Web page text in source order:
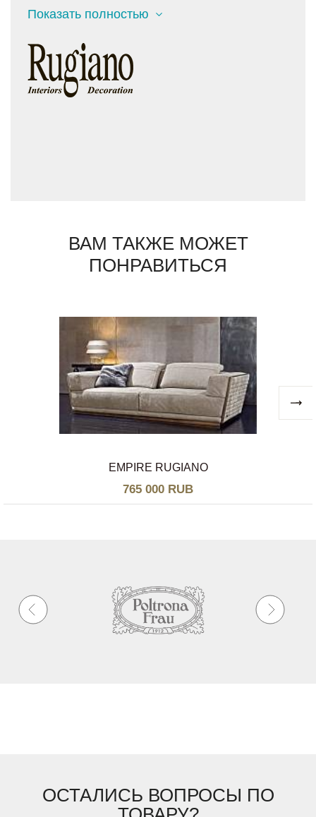
высококачественные материалы, стиль,
девяностых годов фабрика Rugiano
выпускала предметы мебели из металла,
стали, железа и бронзы, начиная с 2000
года, Rugiano значительно расширяет свои
коллекции и внедряет в них кожаные
Показать полностью
ВАМ ТАКЖЕ МОЖЕТ
ПОНРАВИТЬСЯ
EMPIRE RUGIANO
765 000 RUB
ОСТАЛИСЬ ВОПРОСЫ ПО